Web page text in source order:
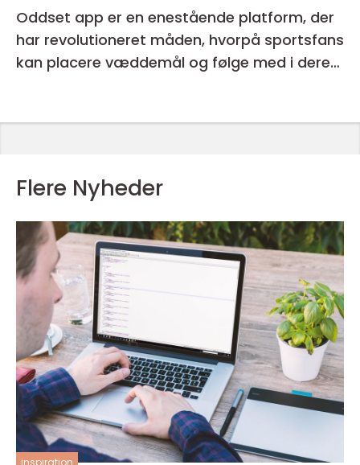
Oddset app er en enestående platform, der
har revolutioneret måden, hvorpå sportsfans
kan placere væddemål og følge med i deres
Flere Nyheder
inspiration